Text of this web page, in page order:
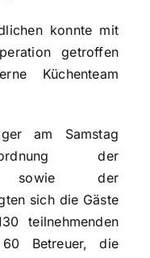
konnte mit
getroffen
Küchenteam
am Samstag
der
sowie der
sich die Gäste
teilnehmenden
Betreuer, die